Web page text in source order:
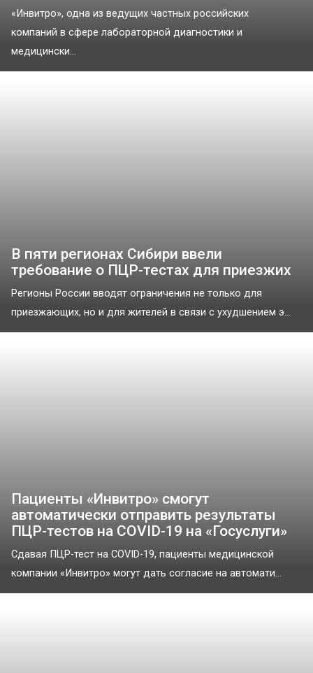
«Инвитро», одна из ведущих частных российских
компаний в сфере лабораторной диагностики и
медицински...
В пяти регионах Сибири ввели
требование о ПЦР-тестах для приезжих
Регионы России вводят ограничения не только для
приезжающих, но и для жителей в связи с ухудшением э...
Пациенты «Инвитро» смогут
автоматически отправить результаты
ПЦР-тестов на COVID-19 на «Госуслуги»
Сдавая ПЦР-тест на COVID-19, пациенты медицинской
компании «Инвитро» могут дать согласие на автомати...